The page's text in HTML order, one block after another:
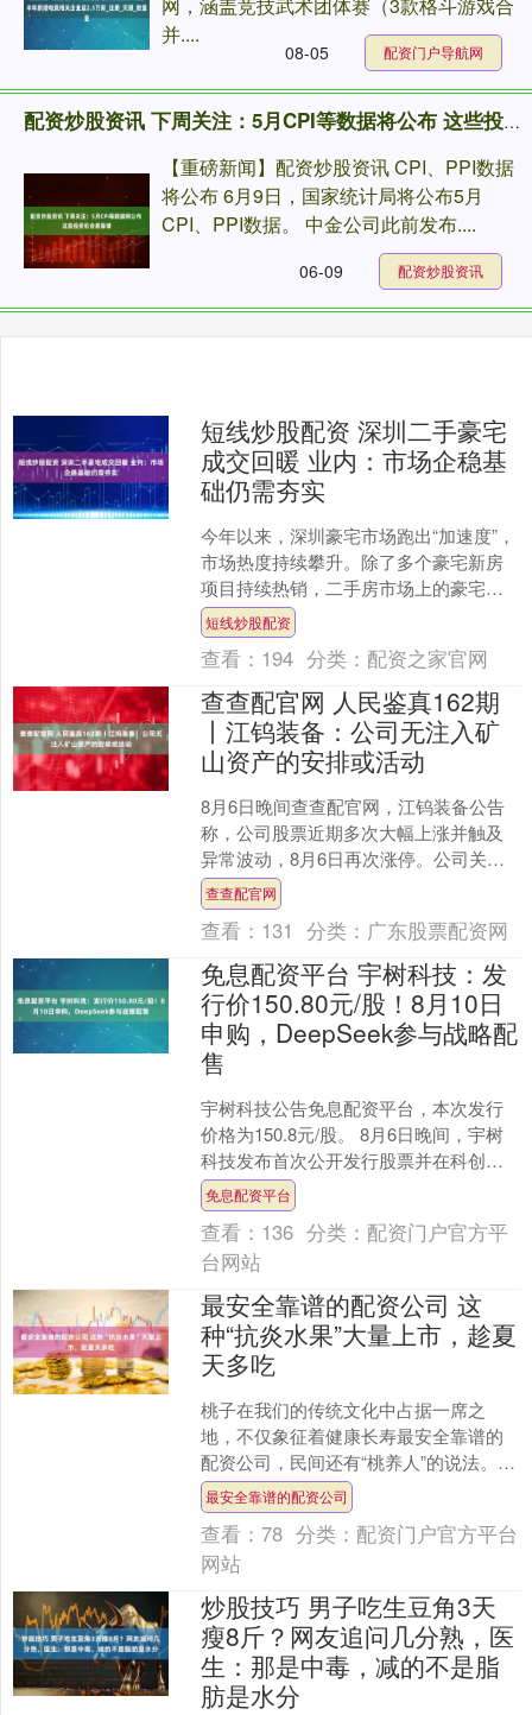
并....
配资门户导航网
08-05
配资炒股资讯 下周关注：5月CPI等数据将公布 这些投资机会最靠谱
【重磅新闻】配资炒股资讯 CPI、PPI数据
将公布 6月9日，国家统计局将公布5月
CPI、PPI数据。 中金公司此前发布....
配资炒股资讯
06-09
短线炒股配资 深圳二手豪宅
成交回暖 业内：市场企稳基
础仍需夯实
今年以来，深圳豪宅市场跑出“加速度”，
市场热度持续攀升。除了多个豪宅新房
项目持续热销，二手房市场上的豪宅成
交也明显回暖。 深圳贝壳研究院监测显
示，7月总价150....
短线炒股配资
查看： 194 分类： 配资之家官网
查查配官网 人民鉴真162期
丨江钨装备：公司无注入矿
山资产的安排或活动
8月6日晚间查查配官网，江钨装备公告
称，公司股票近期多次大幅上涨并触及
异常波动，8月6日再次涨停。公司关注
到有媒体发布相关报道称，公司可能择
机注入矿山资产，引起....
查查配官网
查看： 131 分类： 广东股票配资网
免息配资平台 宇树科技：发
行价150.80元/股！8月10日
申购，DeepSeek参与战略配
售
宇树科技公告免息配资平台，本次发行
价格为150.8元/股。 8月6日晚间，宇树
科技发布首次公开发行股票并在科创板
上市发行公告，根据初步询价结果，综
合考虑合理投资....
免息配资平台
查看： 136 分类： 配资门户官方平
台网站
最安全靠谱的配资公司 这
种“抗炎水果”大量上市，趁夏
天多吃
桃子在我们的传统文化中占据一席之
地，不仅象征着健康长寿最安全靠谱的
配资公司，民间还有“桃养人”的说法。眼
下正是桃子大量上市的季节，下面跟您
分享桃子的健康优势以及....
最安全靠谱的配资公司
查看：78 分类： 配资门户官方平台
网站
炒股技巧 男子吃生豆角3天
瘦8斤？网友追问几分熟，医
生：那是中毒，减的不是脂
肪是水分